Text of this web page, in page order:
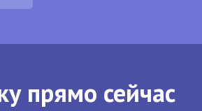
прямо сейчас